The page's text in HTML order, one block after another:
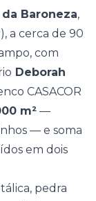
Baroneza,
a cerca de 90
, com
Deborah
CASACOR
m² —
— e soma
em dois